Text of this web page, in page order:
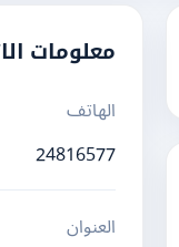
معلومات
الهاتف
24816577
العنوان